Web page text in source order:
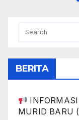
BERITA
MURID BARU